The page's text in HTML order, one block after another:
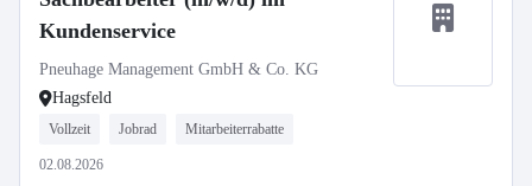
Kundenservice
Pneuhage Management GmbH & Co. KG
Hagsfeld
Vollzeit Jobrad Mitarbeiterrabatte
02.08.2026